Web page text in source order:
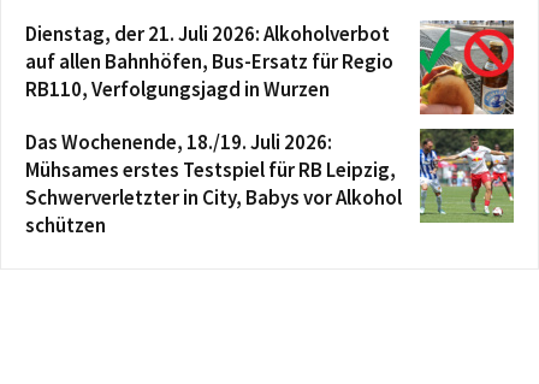
Dienstag, der 21. Juli 2026: Alkoholverbot
auf allen Bahnhöfen, Bus-Ersatz für Regio
RB110, Verfolgungsjagd in Wurzen
Das Wochenende, 18./19. Juli 2026:
Mühsames erstes Testspiel für RB Leipzig,
Schwerverletzter in City, Babys vor Alkohol
schützen